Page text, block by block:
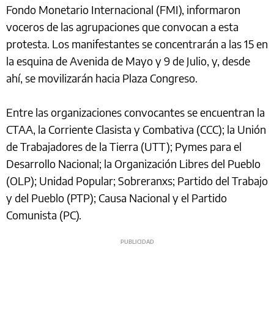
Fondo Monetario Internacional (FMI), informaron
voceros de las agrupaciones que convocan a esta
protesta. Los manifestantes se concentrarán a las 15 en
la esquina de Avenida de Mayo y 9 de Julio, y, desde
ahí, se movilizarán hacia Plaza Congreso.
Entre las organizaciones convocantes se encuentran la
CTAA, la Corriente Clasista y Combativa (CCC); la Unión
de Trabajadores de la Tierra (UTT); Pymes para el
Desarrollo Nacional; la Organización Libres del Pueblo
(OLP); Unidad Popular; Sobreranxs; Partido del Trabajo
y del Pueblo (PTP); Causa Nacional y el Partido
Comunista (PC).